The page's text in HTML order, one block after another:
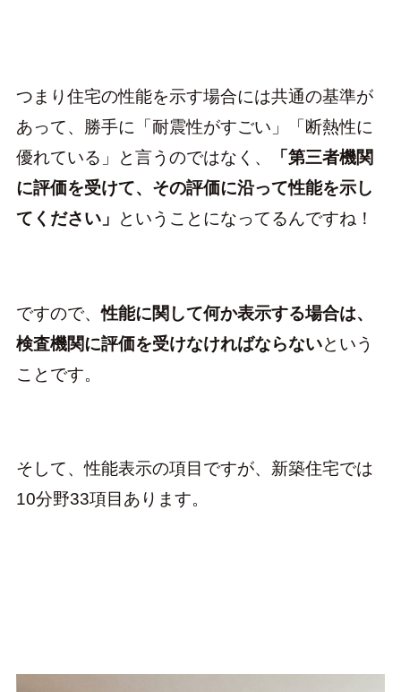
つまり住宅の性能を示す場合には共通の基準が
あって、勝手に「耐震性がすごい」「断熱性に
優れている」と言うのではなく、
「第三者機関
に評価を受けて、その評価に沿って性能を示し
てください」
ということになってるんですね！
ですので、性能に関して何か表示する場合は、
検査機関に評価を受けなければならないという
ことです。
そして、性能表示の項目ですが、新築住宅では
10分野33項目あります。